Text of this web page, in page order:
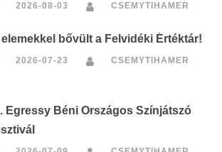
2026-08-03 CSEMYTIHAMER
elemekkel bővült a Felvidéki Értéktár!
2026-07-23 CSEMYTIHAMER
Egressy Béni Országos Színjátszó